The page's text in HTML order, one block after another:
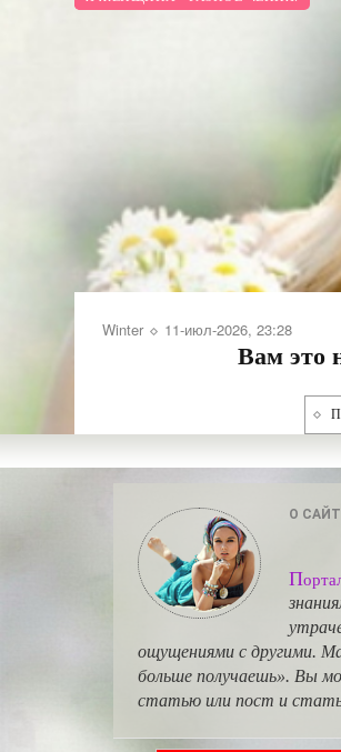
2
О
П
ощущениями с другими.
больше получаешь». Вы
статью или пост и стать